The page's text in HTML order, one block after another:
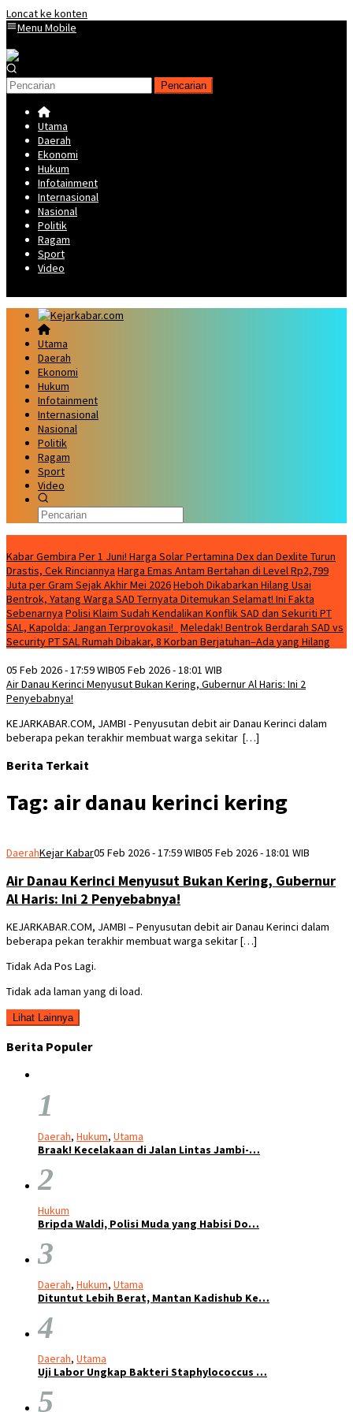
Loncat ke konten
Menu Mobile
Pencarian
Utama
Daerah
Ekonomi
Hukum
Infotainment
Internasional
Nasional
Politik
Ragam
Sport
Video
Utama
Daerah
Ekonomi
Hukum
Infotainment
Internasional
Nasional
Politik
Ragam
Sport
Video
Kabar Gembira Per 1 Juni! Harga Solar Pertamina Dex dan Dexlite Turun
Drastis, Cek Rinciannya Harga Emas Antam Bertahan di Level Rp2,799
Juta per Gram Sejak Akhir Mei 2026Heboh Dikabarkan Hilang Usai
Bentrok, Yatang Warga SAD Ternyata Ditemukan Selamat! Ini Fakta
Sebenarnya Polisi Klaim Sudah Kendalikan Konflik SAD dan Sekuriti PT
SAL, Kapolda: Jangan Terprovokasi! Meledak! Bentrok Berdarah SAD vs
Security PT SAL Rumah Dibakar, 8 Korban Berjatuhan–Ada yang Hilang
05 Feb 2026 - 17:59 WIB05 Feb 2026 - 18:01 WIB
Air Danau Kerinci Menyusut Bukan Kering, Gubernur Al Haris: Ini 2
Penyebabnya!
KEJARKABAR.COM, JAMBI - Penyusutan debit air Danau Kerinci dalam
beberapa pekan terakhir membuat warga sekitar […]
Berita Terkait
Tag: air danau kerinci kering
DaerahKejar Kabar05 Feb 2026 - 17:59 WIB05 Feb 2026 - 18:01 WIB
Air Danau Kerinci Menyusut Bukan Kering, Gubernur
Al Haris: Ini 2 Penyebabnya!
KEJARKABAR.COM, JAMBI – Penyusutan debit air Danau Kerinci dalam
beberapa pekan terakhir membuat warga sekitar […]
Tidak Ada Pos Lagi.
Tidak ada laman yang di load.
Lihat Lainnya
Berita Populer
1
Daerah, Hukum, Utama
Braak! Kecelakaan di Jalan Lintas Jambi-…
2
Hukum
Bripda Waldi, Polisi Muda yang Habisi Do…
3
Daerah, Hukum, Utama
Dituntut Lebih Berat, Mantan Kadishub Ke…
4
Daerah, Utama
Uji Labor Ungkap Bakteri Staphylococcus …
5